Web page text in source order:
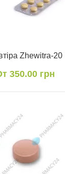
Zhewitra-20
350.00 грн